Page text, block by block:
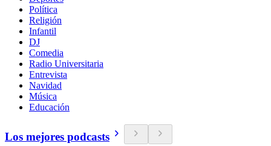
Política
Religión
Infantil
DJ
Comedia
Radio Universitaria
Entrevista
Navidad
Música
Educación
Los mejores podcasts